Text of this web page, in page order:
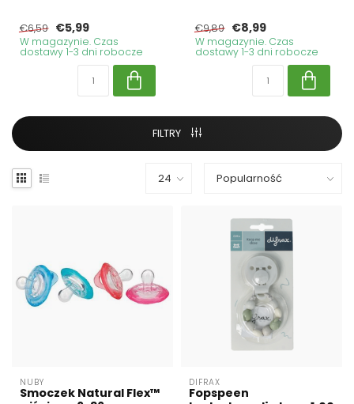
€6,59 €5,99
W magazynie. Czas
dostawy 1-3 dni robocze
€9,89 €8,99
W magazynie. Czas
dostawy 1-3 dni robocze
FILTRY
NUBY
Smoczek Natural Flex™
DIFRAX
Fopspeen